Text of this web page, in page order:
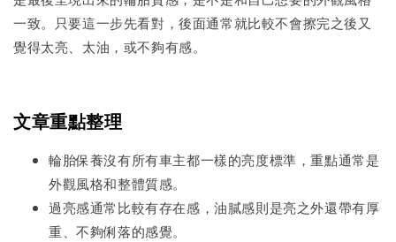
一致。只要這一步先看對，後面通常就比較不會擦完之後又
覺得太亮、太油，或不夠有感。
文章重點整理
輪胎保養沒有所有車主都一樣的亮度標準，重點通常是
外觀風格和整體質感。
過亮感通常比較有存在感，油膩感則是亮之外還帶有厚
重、不夠俐落的感覺。